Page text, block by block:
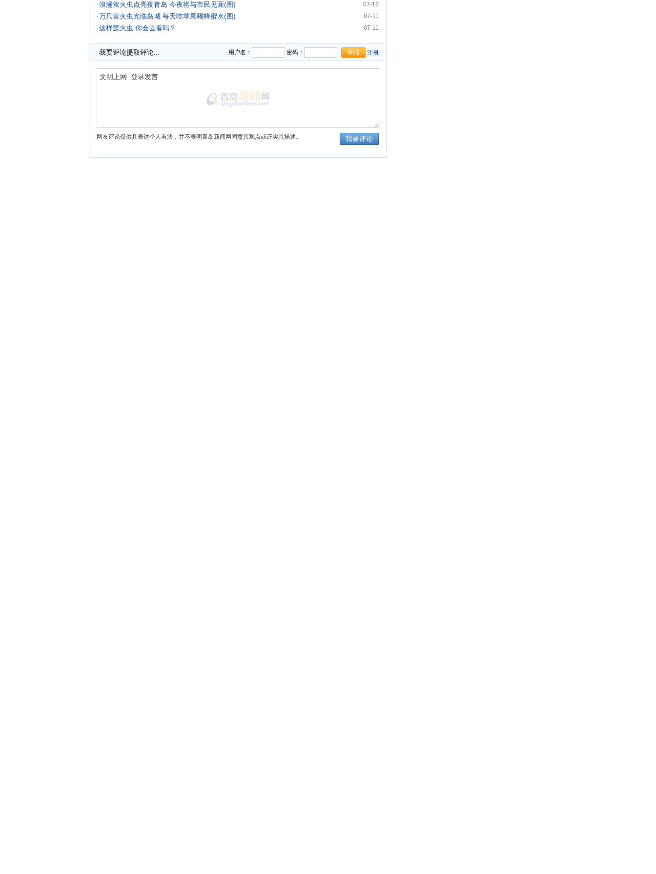
07-12
·浪漫萤火虫点亮夜青岛 今夜将与市民见面(图)
07-11
·万只萤火虫光临岛城 每天吃苹果喝蜂蜜水(图)
07-11
·这样萤火虫 你会去看吗？
我要评论提取评论... 用户名： 密码： 注册
网友评论仅供其表达个人看法，并不表明青岛新闻网同意其观点或证实其描述。